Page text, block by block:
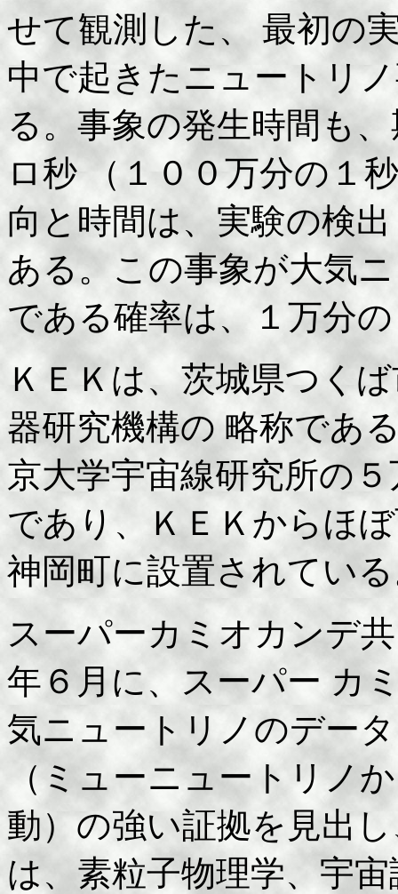
せて観測した、 最初の
中で起きたニュートリ
る。事象の発生時間も
ロ秒 （１００万分の１
向と時間は、実験の検
ある。この事象が大気
である確率は、１万分
ＫＥＫは、茨城県つく
器研究機構の 略称であ
京大学宇宙線研究所の
であり、ＫＥＫからほ
神岡町に設置されてい
スーパーカミオカンデ
年６月に、スーパー カ
気ニュートリノのデー
（ミューニュートリノ
動）の強い証拠を見出
は、素粒子物理学、宇